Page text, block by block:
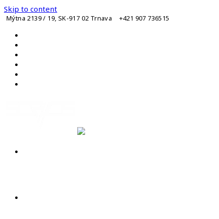
Skip to content
Mýtna 2139 / 19, SK-917 02 Trnava +421 907 736515